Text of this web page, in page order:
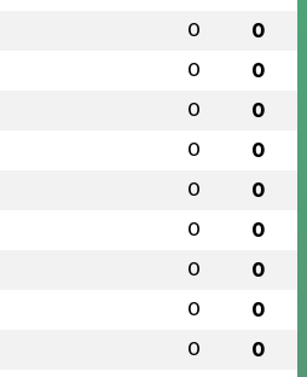
0 0
0 0
0 0
0 0
0 0
0 0
0 0
0 0
0 0